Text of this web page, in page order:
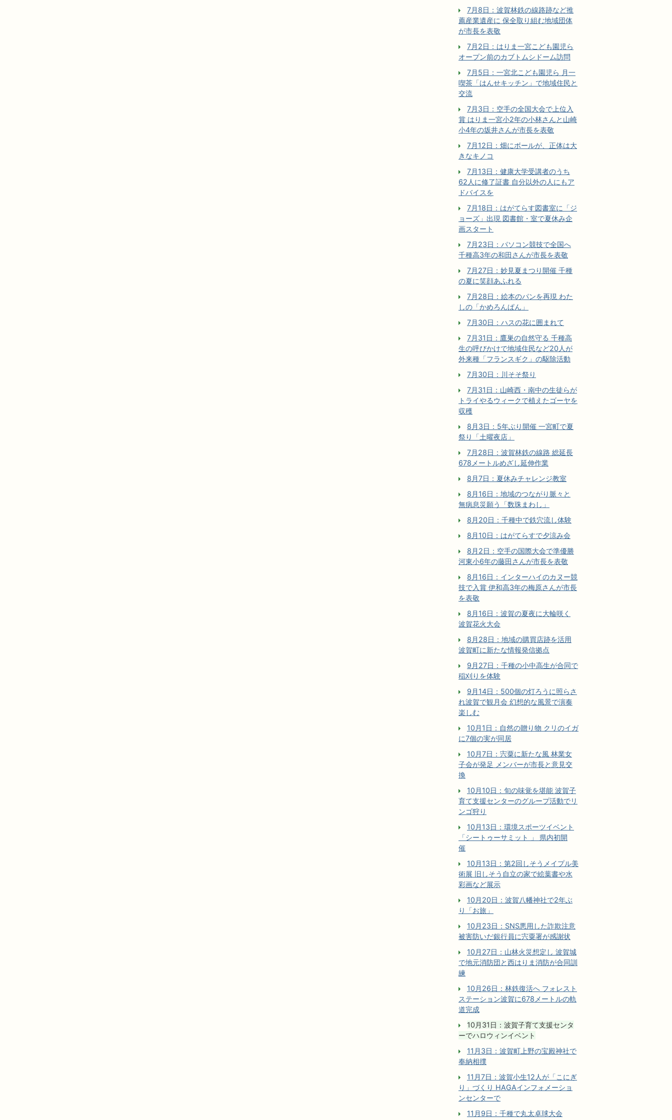
7月8日：波賀林鉄の線路跡など推
薦産業遺産に 保全取り組む地域団体
が市長を表敬
7月2日：はりま一宮こども園児ら
オープン前のカブトムシドーム訪問
7月5日：一宮北こども園児ら 月一
喫茶「はんせキッチン」で地域住民と
交流
7月3日：空手の全国大会で上位入
賞 はりま一宮小2年の小林さんと山崎
小4年の坂井さんが市長を表敬
7月12日：畑にボールが、正体は大
きなキノコ
7月13日：健康大学受講者のうち
62人に修了証書 自分以外の人にもア
ドバイスを
7月18日：はがてらす図書室に「ジ
ョーズ」出現 図書館・室で夏休み企
画スタート
7月23日：パソコン競技で全国へ
千種高3年の和田さんが市長を表敬
7月27日：妙見夏まつり開催 千種
の夏に笑顔あふれる
7月28日：絵本のパンを再現 わた
しの「かめろんぱん」
7月30日：ハスの花に囲まれて
7月31日：鷹巣の自然守る 千種高
生の呼びかけで地域住民など20人が
外来種「フランスギク」の駆除活動
7月30日：川そそ祭り
7月31日：山崎西・南中の生徒らが
トライやるウィークで植えたゴーヤを
収穫
8月3日：5年ぶり開催 一宮町で夏
祭り「土曜夜店」
7月28日：波賀林鉄の線路 総延長
678メートルめざし延伸作業
8月7日：夏休みチャレンジ教室
8月16日：地域のつながり脈々と
無病息災願う「数珠まわし」
8月20日：千種中で鉄穴流し体験
8月10日：はがてらすで夕涼み会
8月2日：空手の国際大会で準優勝
河東小6年の藤田さんが市長を表敬
8月16日：インターハイのカヌー競
技で入賞 伊和高3年の梅原さんが市長
を表敬
8月16日：波賀の夏夜に大輪咲く
波賀花火大会
8月28日：地域の購買店跡を活用
波賀町に新たな情報発信拠点
9月27日：千種の小中高生が合同で
稲刈りを体験
9月14日：500個の灯ろうに照らさ
れ波賀で観月会 幻想的な風景で演奏
楽しむ
10月1日：自然の贈り物 クリのイガ
に7個の実が同居
10月7日：宍粟に新たな風 林業女
子会が発足 メンバーが市長と意見交
換
10月10日：旬の味覚を堪能 波賀子
育て支援センターのグループ活動でリ
ンゴ狩り
10月13日：環境スポーツイベント
「シートゥーサミット 」 県内初開
催
10月13日：第2回しそうメイプル美
術展 旧しそう自立の家で絵葉書や水
彩画など展示
10月20日：波賀八幡神社で2年ぶ
り「お旅」
10月23日：SNS悪用した詐欺注意
被害防いだ銀行員に宍粟署が感謝状
10月27日：山林火災想定し 波賀城
で地元消防団と西はりま消防が合同訓
練
10月26日：林鉄復活へ フォレスト
ステーション波賀に678メートルの軌
道完成
10月31日：波賀子育て支援センタ
ーでハロウィンイベント
11月3日：波賀町上野の宝殿神社で
奉納相撲
11月7日：波賀小生12人が「こにぎ
り」づくり HAGAインフォメーショ
ンセンターで
11月9日：千種で丸太卓球大会